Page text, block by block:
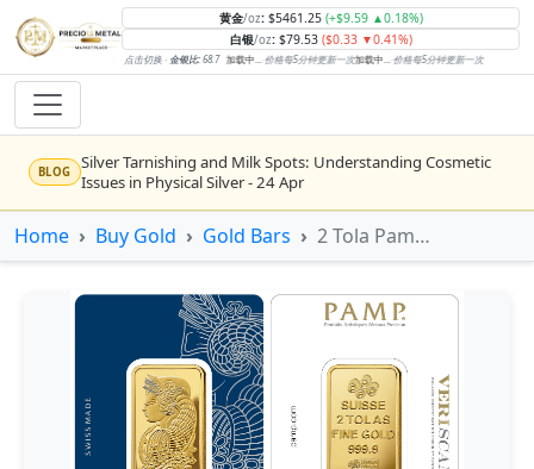
黄金/oz: $5461.25 (+$9.59 ▲0.18%)
白银/oz: $79.53 ($0.33 ▼0.41%)
点击切换 · 金银比:68.7 加载中... 价格每5分钟更新一次加载中... 价格每5分钟更新一次
BLOG
Silver Tarnishing and Milk Spots: Understanding Cosmetic
Issues in Physical Silver - 24 Apr
NEWS
Rising inflation may push real rates lower, setting the stage
for gold's next rally - WisdomTree’s Shah (Kitco 9 Jun 2026)
Gold vs Silver: Understanding the Gold‑to‑Silver Ratio - 24
Central banks are buying more gold than expected, and
purchases will increase further through 2026 – Goldman
Sachs (Kitco - 20 May)
Bars or Coins? Minted or Cast Bars? Brands?? - 23 Apr
Home Buy Gold Gold Bars 2 Tola Pamp Gold Bar (VeriScan)